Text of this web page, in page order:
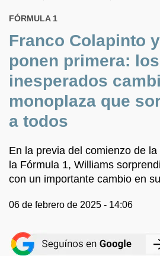
FÓRMULA 1
Franco Colapinto
ponen primera: los
inesperados
monoplaza que
a todos
En la previa del comienzo de
la Fórmula 1, Williams
con un importante cambio en
06 de febrero de 2025 - 14:06